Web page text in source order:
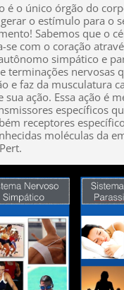
é o único órgão do
gerar o estímulo para o
Sabemos que o
se com o coração
simpático e
terminações nervosas
e faz da musculatura
sua ação. Essa ação é
específicos
receptores
moléculas da